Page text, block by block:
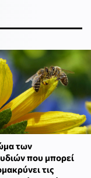
των
που μπορεί
τις